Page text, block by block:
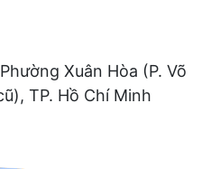
Xuân Hòa (P. Võ
TP. Hồ Chí Minh